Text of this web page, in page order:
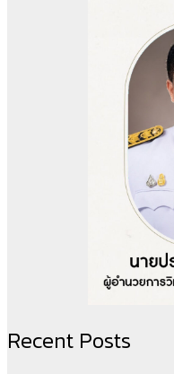
Recent Posts